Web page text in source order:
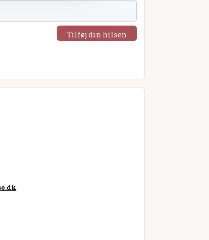
Tilføj din hilsen